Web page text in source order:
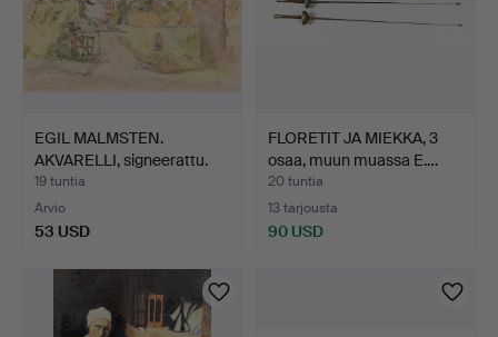
EGIL MALMSTEN.
AKVARELLI, signeerattu.
19 tuntia
Arvio
53 USD
FLORETIT JA MIEKKA, 3
osaa, muun muassa E.…
20 tuntia
13 tarjousta
90 USD